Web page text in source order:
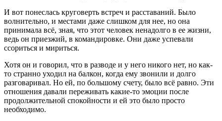
И вот понеслась круговерть встреч и расставаний. Было
волнительно, и местами даже слишком для нее, но она
принимала всё, зная, что этот человек ненадолго в ее жизни,
ведь он приезжий, в командировке. Они даже успевали
ссориться и мириться.
Хотя он и говорил, что в разводе и у него никого нет, но как-
то странно уходил на балкон, когда ему звонили и долго
разговаривал. Но ей, по большому счету, было всё равно. Эти
отношения давали переживать какие-то эмоции после
продолжительной спокойности и ей это было просто
необходимо.